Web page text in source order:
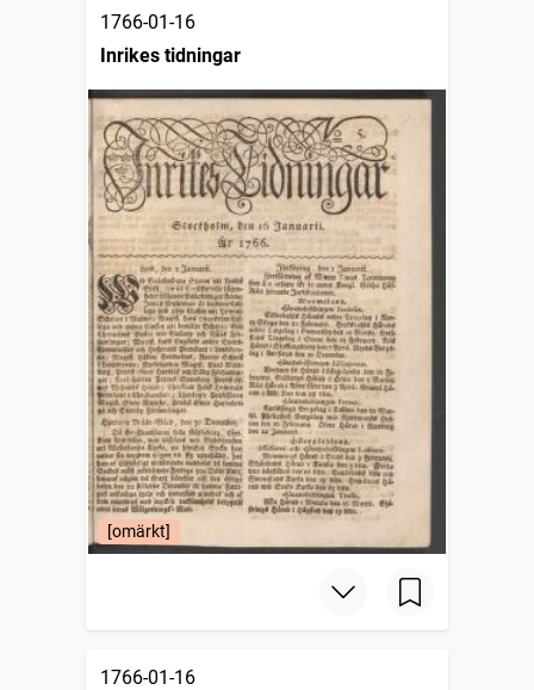
1766-01-16
Inrikes tidningar
[omärkt]
1766-01-16